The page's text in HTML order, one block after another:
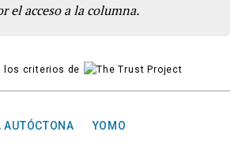
el acceso a la columna.
los criterios de
AUTÓCTONA
YOMO